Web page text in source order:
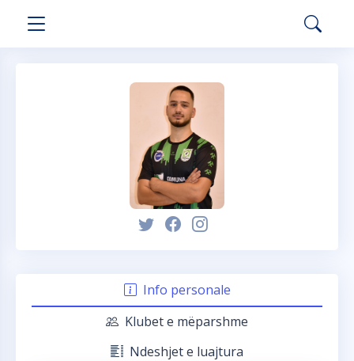
Info personale
Klubet e mëparshme
Ndeshjet e luajtura